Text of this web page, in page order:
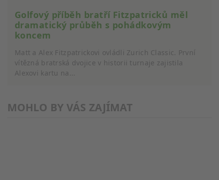
Golfový příběh bratří Fitzpatricků měl
dramatický průběh s pohádkovým
koncem
Matt a Alex Fitzpatrickovi ovládli Zurich Classic. První
vítězná bratrská dvojice v historii turnaje zajistila
Alexovi kartu na...
MOHLO BY VÁS ZAJÍMAT